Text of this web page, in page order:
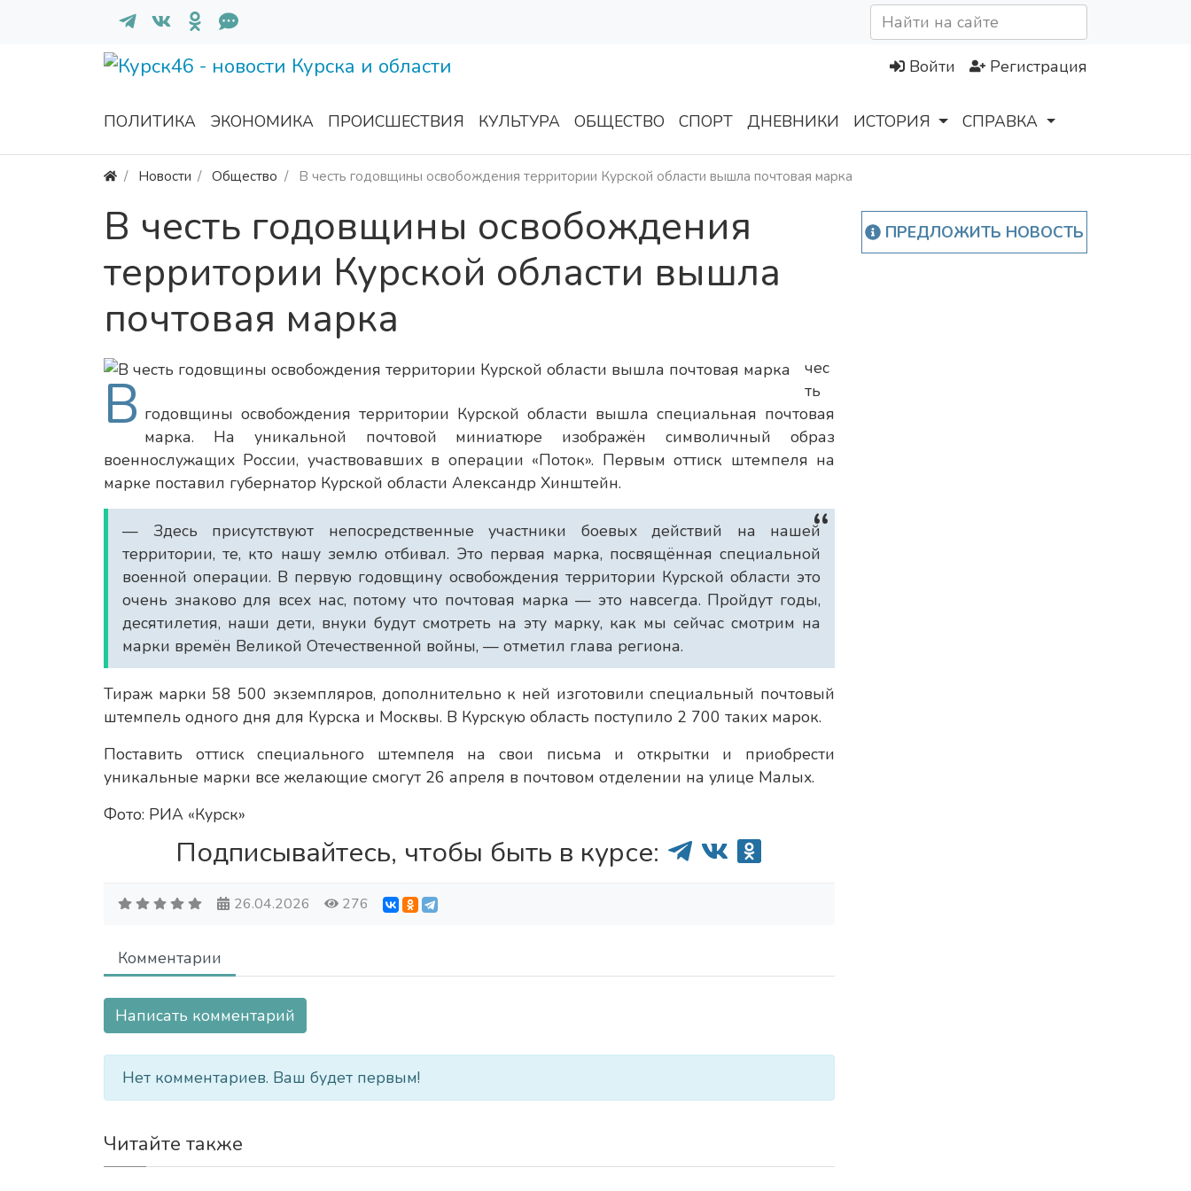
Войти Регистрация
ПОЛИТИКА ЭКОНОМИКА ПРОИСШЕСТВИЯ КУЛЬТУРА ОБЩЕСТВО СПОРТ ДНЕВНИКИ ИСТОРИЯ СПРАВКА
Новости Общество В честь годовщины освобождения территории Курской области вышла почтовая марка
В честь годовщины освобождения
территории Курской области вышла
почтовая марка
В
чес
ть
годовщины освобождения территории Курской области вышла специальная почтовая
марка. На уникальной почтовой миниатюре изображён символичный образ
военнослужащих России, участвовавших в операции «Поток». Первым оттиск штемпеля на
марке поставил губернатор Курской области Александр Хинштейн.
— Здесь присутствуют непосредственные участники боевых действий на нашей
территории, те, кто нашу землю отбивал. Это первая марка, посвящённая специальной
военной операции. В первую годовщину освобождения территории Курской области это
очень знаково для всех нас, потому что почтовая марка — это навсегда. Пройдут годы,
десятилетия, наши дети, внуки будут смотреть на эту марку, как мы сейчас смотрим на
марки времён Великой Отечественной войны, — отметил глава региона.
Тираж марки 58 500 экземпляров, дополнительно к ней изготовили специальный почтовый
штемпель одного дня для Курска и Москвы. В Курскую область поступило 2 700 таких марок.
Поставить оттиск специального штемпеля на свои письма и открытки и приобрести
уникальные марки все желающие смогут 26 апреля в почтовом отделении на улице Малых.
Фото: РИА «Курск»
Подписывайтесь, чтобы быть в курсе:
26.04.2026 276
Комментарии
Написать комментарий
Нет комментариев. Ваш будет первым!
Читайте также
ПРЕДЛОЖИТЬ НОВОСТЬ